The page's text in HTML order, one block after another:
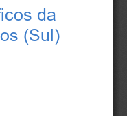
da
(Sul)